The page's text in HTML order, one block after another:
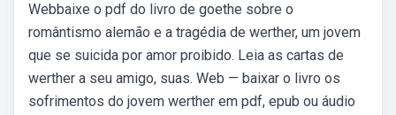
Webbaixe o pdf do livro de goethe sobre o
romântismo alemão e a tragédia de werther, um jovem
que se suicida por amor proibido. Leia as cartas de
werther a seu amigo, suas. Web — baixar o livro os
sofrimentos do jovem werther em pdf, epub ou áudio